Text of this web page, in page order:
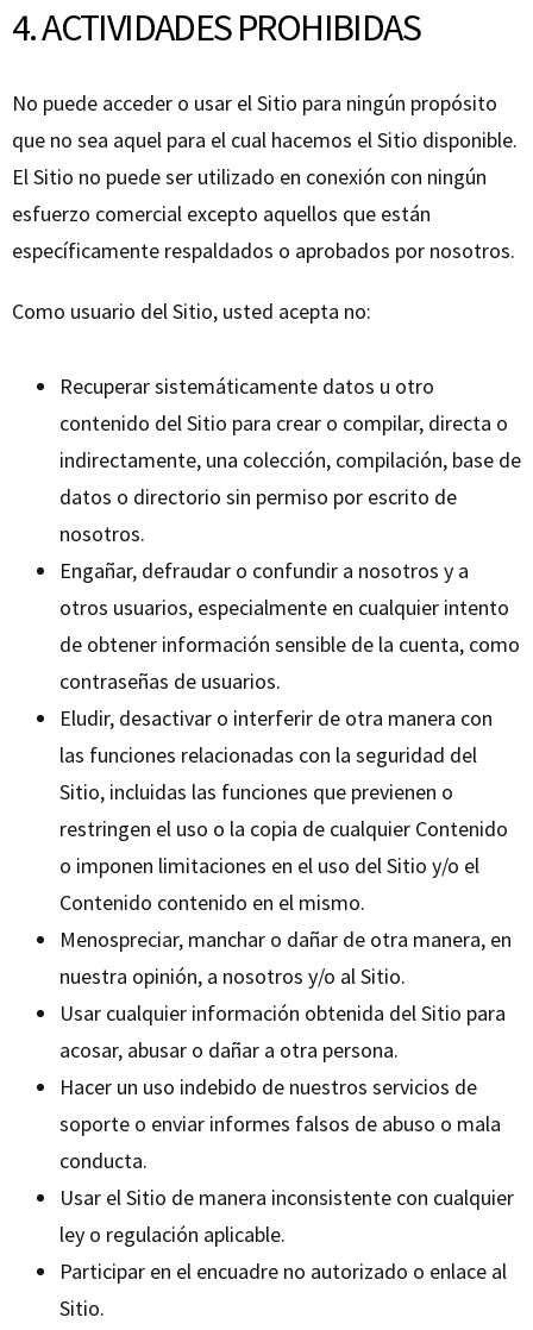
4. ACTIVIDADES PROHIBIDAS
No puede acceder o usar el Sitio para ningún propósito
que no sea aquel para el cual hacemos el Sitio disponible.
El Sitio no puede ser utilizado en conexión con ningún
esfuerzo comercial excepto aquellos que están
específicamente respaldados o aprobados por nosotros.
Como usuario del Sitio, usted acepta no:
Recuperar sistemáticamente datos u otro
contenido del Sitio para crear o compilar, directa o
indirectamente, una colección, compilación, base de
datos o directorio sin permiso por escrito de
nosotros.
Engañar, defraudar o confundir a nosotros y a
otros usuarios, especialmente en cualquier intento
de obtener información sensible de la cuenta, como
contraseñas de usuarios.
Eludir, desactivar o interferir de otra manera con
las funciones relacionadas con la seguridad del
Sitio, incluidas las funciones que previenen o
restringen el uso o la copia de cualquier Contenido
o imponen limitaciones en el uso del Sitio y/o el
Contenido contenido en el mismo.
Menospreciar, manchar o dañar de otra manera, en
nuestra opinión, a nosotros y/o al Sitio.
Usar cualquier información obtenida del Sitio para
acosar, abusar o dañar a otra persona.
Hacer un uso indebido de nuestros servicios de
soporte o enviar informes falsos de abuso o mala
conducta.
Usar el Sitio de manera inconsistente con cualquier
ley o regulación aplicable.
Participar en el encuadre no autorizado o enlace al
Sitio.